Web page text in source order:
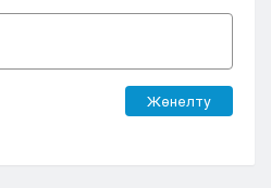
Жөнелту